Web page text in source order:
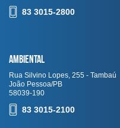
83 3015-2800
Ambiental
Rua Silvino Lopes, 255 - Tambaú
João Pessoa/PB
58039-190
83 3015-2100